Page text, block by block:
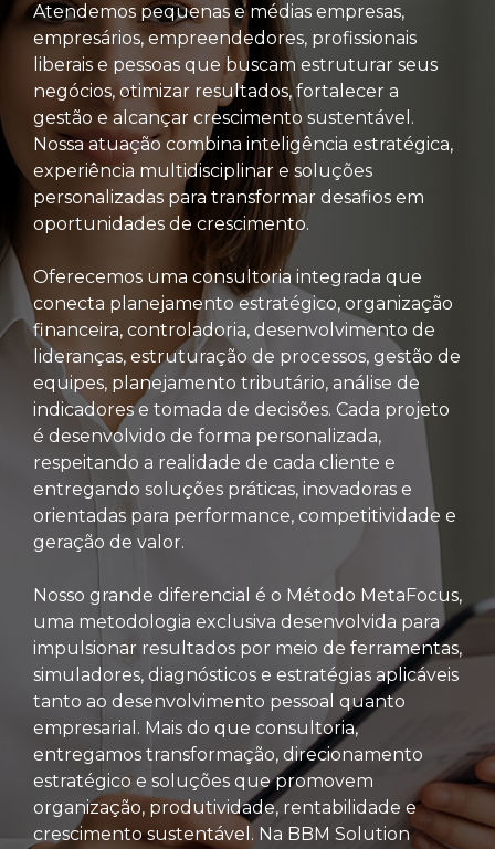
Atendemos pequenas e médias empresas,
empresários, empreendedores, profissionais
liberais e pessoas que buscam estruturar seus
negócios, otimizar resultados, fortalecer a
gestão e alcançar crescimento sustentável.
Nossa atuação combina inteligência estratégica,
experiência multidisciplinar e soluções
personalizadas para transformar desafios em
oportunidades de crescimento.
Oferecemos uma consultoria integrada que
conecta planejamento estratégico, organização
financeira, controladoria, desenvolvimento de
lideranças, estruturação de processos, gestão de
equipes, planejamento tributário, análise de
indicadores e tomada de decisões. Cada projeto
é desenvolvido de forma personalizada,
respeitando a realidade de cada cliente e
entregando soluções práticas, inovadoras e
orientadas para performance, competitividade e
geração de valor.
Nosso grande diferencial é o Método MetaFocus,
uma metodologia exclusiva desenvolvida para
impulsionar resultados por meio de ferramentas,
simuladores, diagnósticos e estratégias aplicáveis
tanto ao desenvolvimento pessoal quanto
empresarial. Mais do que consultoria,
entregamos transformação, direcionamento
estratégico e soluções que promovem
organização, produtividade, rentabilidade e
crescimento sustentável. Na BBM Solution